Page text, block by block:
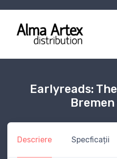
Earlyreads:
Bremen
Descriere Specficații